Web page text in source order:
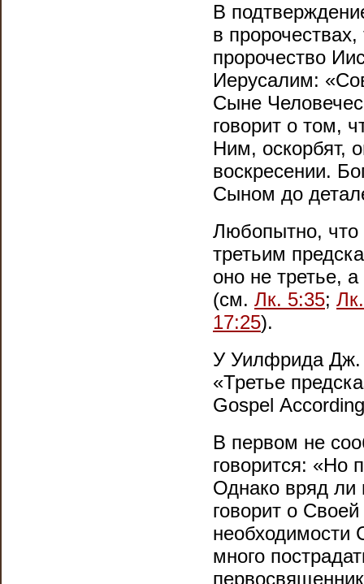
В
в
пророчество
Иерусалим:
Сыне
говорит о том,
Ним, оскорбят,
воскресении.
Сыном до
Любопытно, что
третьим
оно не третье,
(см. Лк. 5:35;
17:25).
У Уилфрида Дж.
«Третье
Gospel According
В первом не
говорится: «Но
Однако вряд ли
говорит о
необходимости
много